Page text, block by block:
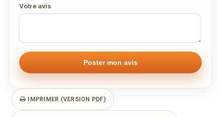
Votre avis
IMPRIMER (VERSION PDF)